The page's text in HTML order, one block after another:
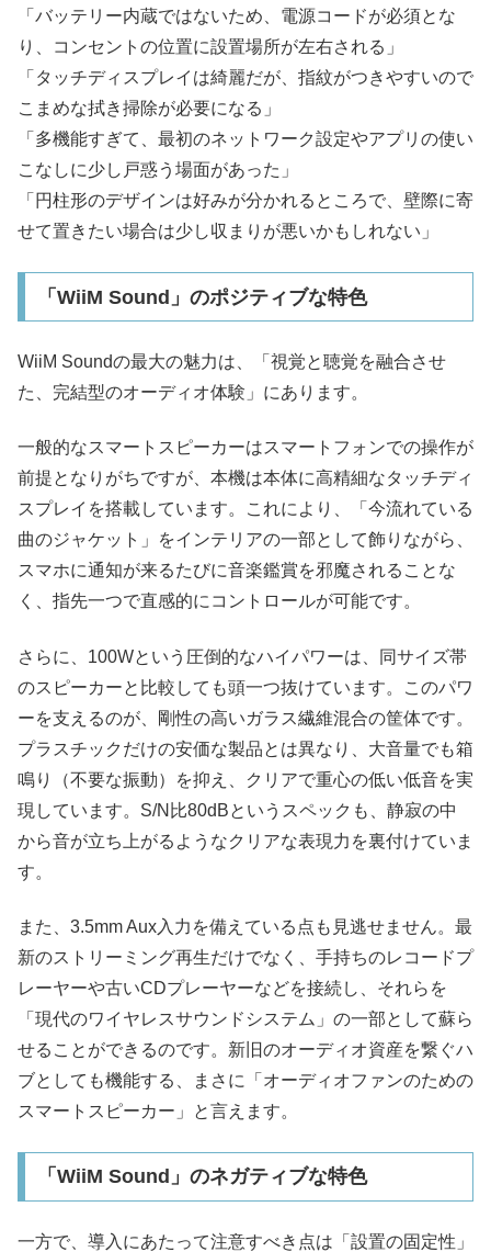
「バッテリー内蔵ではないため、電源コードが必須とな
り、コンセントの位置に設置場所が左右される」
「タッチディスプレイは綺麗だが、指紋がつきやすいので
こまめな拭き掃除が必要になる」
「多機能すぎて、最初のネットワーク設定やアプリの使い
こなしに少し戸惑う場面があった」
「円柱形のデザインは好みが分かれるところで、壁際に寄
せて置きたい場合は少し収まりが悪いかもしれない」
「WiiM Sound」のポジティブな特色
WiiM Soundの最大の魅力は、「視覚と聴覚を融合させ
た、完結型のオーディオ体験」にあります。
一般的なスマートスピーカーはスマートフォンでの操作が
前提となりがちですが、本機は本体に高精細なタッチディ
スプレイを搭載しています。これにより、「今流れている
曲のジャケット」をインテリアの一部として飾りながら、
スマホに通知が来るたびに音楽鑑賞を邪魔されることな
く、指先一つで直感的にコントロールが可能です。
さらに、100Wという圧倒的なハイパワーは、同サイズ帯
のスピーカーと比較しても頭一つ抜けています。このパワ
ーを支えるのが、剛性の高いガラス繊維混合の筐体です。
プラスチックだけの安価な製品とは異なり、大音量でも箱
鳴り（不要な振動）を抑え、クリアで重心の低い低音を実
現しています。S/N比80dBというスペックも、静寂の中
から音が立ち上がるようなクリアな表現力を裏付けていま
す。
また、3.5mm Aux入力を備えている点も見逃せません。最
新のストリーミング再生だけでなく、手持ちのレコードプ
レーヤーや古いCDプレーヤーなどを接続し、それらを
「現代のワイヤレスサウンドシステム」の一部として蘇ら
せることができるのです。新旧のオーディオ資産を繋ぐハ
ブとしても機能する、まさに「オーディオファンのための
スマートスピーカー」と言えます。
「WiiM Sound」のネガティブな特色
一方で、導入にあたって注意すべき点は「設置の固定性」